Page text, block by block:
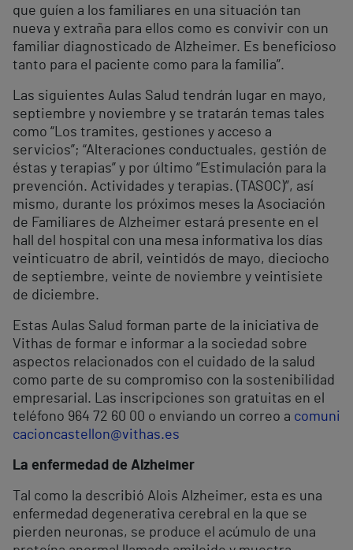
que guíen a los familiares en una situación tan
nueva y extraña para ellos como es convivir con un
familiar diagnosticado de Alzheimer. Es beneficioso
tanto para el paciente como para la familia”.
Las siguientes Aulas Salud tendrán lugar en mayo,
septiembre y noviembre y se tratarán temas tales
como “Los tramites, gestiones y acceso a
servicios”; “Alteraciones conductuales, gestión de
éstas y terapias” y por último “Estimulación para la
prevención. Actividades y terapias. (TASOC)”, así
mismo, durante los próximos meses la Asociación
de Familiares de Alzheimer estará presente en el
hall del hospital con una mesa informativa los días
veinticuatro de abril, veintidós de mayo, dieciocho
de septiembre, veinte de noviembre y veintisiete
de diciembre.
Estas Aulas Salud forman parte de la iniciativa de
Vithas de formar e informar a la sociedad sobre
aspectos relacionados con el cuidado de la salud
como parte de su compromiso con la sostenibilidad
empresarial. Las inscripciones son gratuitas en el
teléfono 964 72 60 00 o enviando un correo a comuni
cacioncastellon@vithas.es
La enfermedad de Alzheimer
Tal como la describió Alois Alzheimer, esta es una
enfermedad degenerativa cerebral en la que se
pierden neuronas, se produce el acúmulo de una